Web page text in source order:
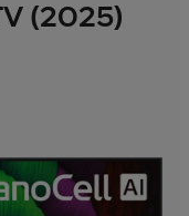
(2025)